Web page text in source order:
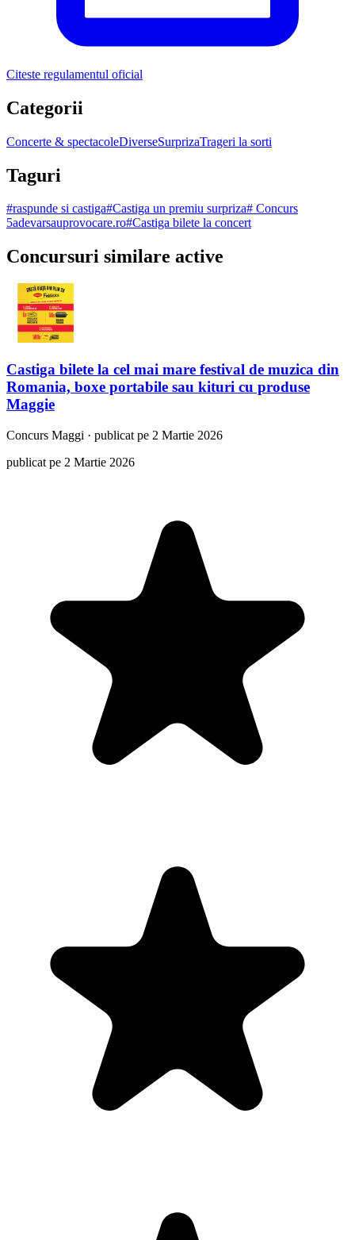
Citeste regulamentul oficial
Categorii
Concerte & spectacoleDiverseSurprizaTrageri la sorti
Taguri
#raspunde si castiga#Castiga un premiu surpriza# Concurs
5adevarsauprovocare.ro#Castiga bilete la concert
Concursuri similare active
Castiga bilete la cel mai mare festival de muzica din
Romania, boxe portabile sau kituri cu produse
Maggie
Concurs Maggi · publicat pe 2 Martie 2026
publicat pe 2 Martie 2026